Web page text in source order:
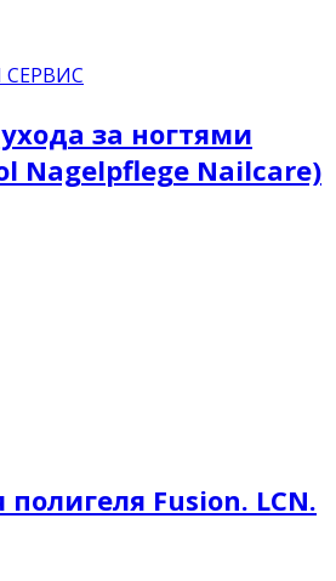
за ногтями
Nagelpflege Nailcare)
Fusion. LCN.